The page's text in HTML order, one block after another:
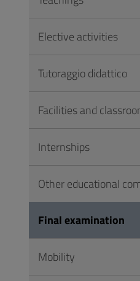
Footer
Elective activities
Tutoraggio didattico
Facilities and
Internships
Other educational
Final examination
Mobility